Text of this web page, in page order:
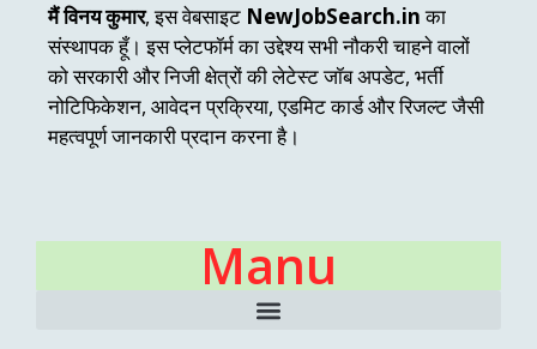
मैं विनय कुमार, इस वेबसाइट NewJobSearch.inका
संस्थापक हूँ। इस प्लेटफॉर्म का उद्देश्य सभी नौकरी चाहने वालों
को सरकारी और निजी क्षेत्रों की लेटेस्ट जॉब अपडेट, भर्ती
नोटिफिकेशन, आवेदन प्रक्रिया, एडमिट कार्ड और रिजल्ट जैसी
महत्वपूर्ण जानकारी प्रदान करना है।
Manu